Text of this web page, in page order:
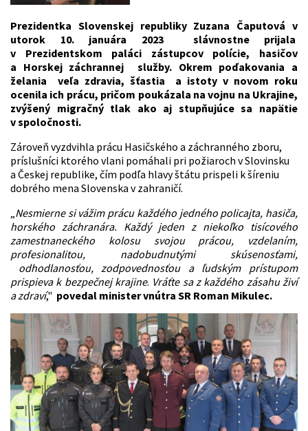
Prezidentka Slovenskej republiky Zuzana Čaputová v
utorok 10. januára 2023 slávnostne prijala
v Prezidentskom paláci zástupcov polície, hasičov
a Horskej záchrannej služby. Okrem poďakovania a
želania veľa zdravia, šťastia a istoty v novom roku
ocenila ich prácu, pričom poukázala na vojnu na Ukrajine,
zvýšený migračný tlak ako aj stupňujúce sa napätie
v spoločnosti.
Zároveň vyzdvihla prácu Hasičského a záchranného zboru,
príslušníci ktorého vlani pomáhali pri požiaroch v Slovinsku
a Českej republike, čím podľa hlavy štátu prispeli k šíreniu
dobrého mena Slovenska v zahraničí.
Nesmierne si vážim prácu každého jedného policajta, hasiča,
horského záchranára. Každý jeden z niekoľko tisícového
zamestnaneckého kolosu svojou prácou, vzdelaním,
profesionalitou, nadobudnutými skúsenosťami,
odhodlanosťou, zodpovednosťou a ľudským prístupom
prispieva k bezpečnej krajine. Vráťte sa z každého zásahu živí
a zdraví," povedal minister vnútra SR Roman Mikulec.